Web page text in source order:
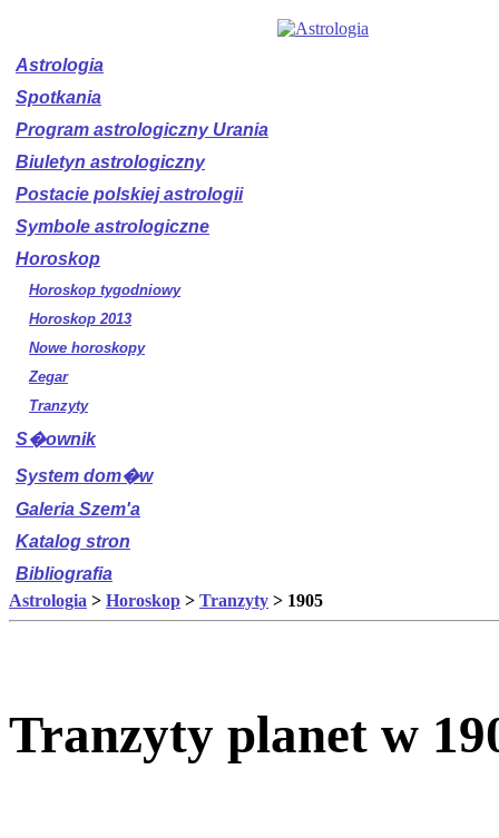
Astrologia
Spotkania
Program astrologiczny Urania
Biuletyn astrologiczny
Postacie polskiej astrologii
Symbole astrologiczne
Horoskop
Horoskop tygodniowy
Horoskop 2013
Nowe horoskopy
Zegar
Tranzyty
S�ownik
System dom�w
Galeria Szem'a
Katalog stron
Bibliografia
Astrologia > Horoskop > Tranzyty > 1905
Tranzyty planet w